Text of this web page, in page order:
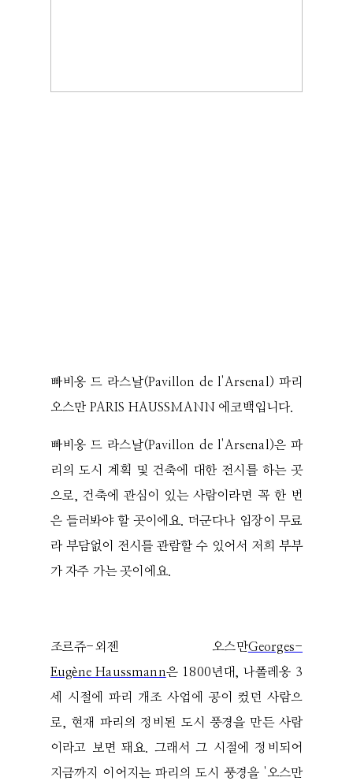
빠비옹 드 라스날(Pavillon de l'Arsenal) 파리
오스만 PARIS HAUSSMANN 에코백입니다.
빠비옹 드 라스날(Pavillon de l'Arsenal)은 파
리의 도시 계획 및 건축에 대한 전시를 하는 곳
으로, 건축에 관심이 있는 사람이라면 꼭 한 번
은 들러봐야 할 곳이에요. 더군다나 입장이 무료
라 부담없이 전시를 관람할 수 있어서 저희 부부
가 자주 가는 곳이에요.
조르쥬-외젠 오스만Georges-
Eugène Haussmann은 1800년대, 나폴레옹 3
세 시절에 파리 개조 사업에 공이 컸던 사람으
로, 현재 파리의 정비된 도시 풍경을 만든 사람
이라고 보면 돼요. 그래서 그 시절에 정비되어
지금까지 이어지는 파리의 도시 풍경을 '오스만